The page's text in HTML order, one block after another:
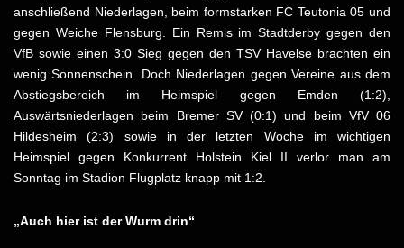
anschließend Niederlagen, beim formstarken FC Teutonia 05 und
gegen Weiche Flensburg. Ein Remis im Stadtderby gegen den
VfB sowie einen 3:0 Sieg gegen den TSV Havelse brachten ein
wenig Sonnenschein. Doch Niederlagen gegen Vereine aus dem
Abstiegsbereich im Heimspiel gegen Emden (1:2),
Auswärtsniederlagen beim Bremer SV (0:1) und beim VfV 06
Hildesheim (2:3) sowie in der letzten Woche im wichtigen
Heimspiel gegen Konkurrent Holstein Kiel II verlor man am
Sonntag im Stadion Flugplatz knapp mit 1:2.
„Auch hier ist der Wurm drin“